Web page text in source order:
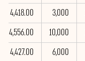
3,000
4,418.00
10,000
4,556.00
6,000
4,427.00